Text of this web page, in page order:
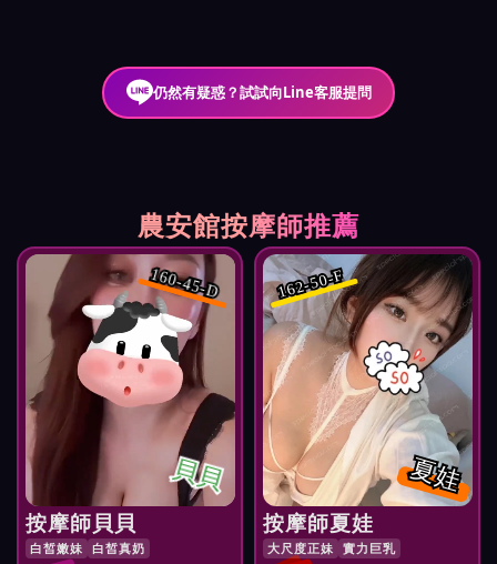
仍然有疑惑？試試向Line客服提問
農安館按摩師推薦
貝貝
160-45-D
按摩師貝貝
白皙嫩妹 白皙真奶
夏娃
162-50-F
按摩師夏娃
大尺度正妹 實力巨乳